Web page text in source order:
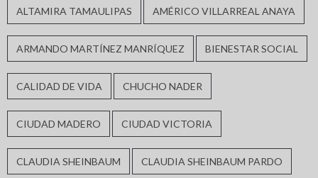
ALTAMIRA TAMAULIPAS AMÉRICO VILLARREAL ANAYA
ARMANDO MARTÍNEZ MANRÍQUEZ BIENESTAR SOCIAL
CALIDAD DE VIDA CHUCHO NADER
CIUDAD MADERO CIUDAD VICTORIA
CLAUDIA SHEINBAUM CLAUDIA SHEINBAUM PARDO